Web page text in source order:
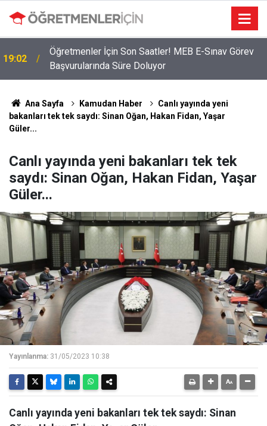
09:01
2026 Atama Sinyali Verildi: İşte MEB’in En Çok
Öğretmen Aradığı 15 Branş!
Ana Sayfa Kamudan Haber
Canlı yayında yeni
bakanları tek tek saydı: Sinan Oğan, Hakan Fidan, Yaşar
Güler...
Canlı yayında yeni bakanları tek tek
saydı: Sinan Oğan, Hakan Fidan, Yaşar
Güler...
Yayınlanma: 31/05/2023 10:38
Canlı yayında yeni bakanları tek tek saydı: Sinan